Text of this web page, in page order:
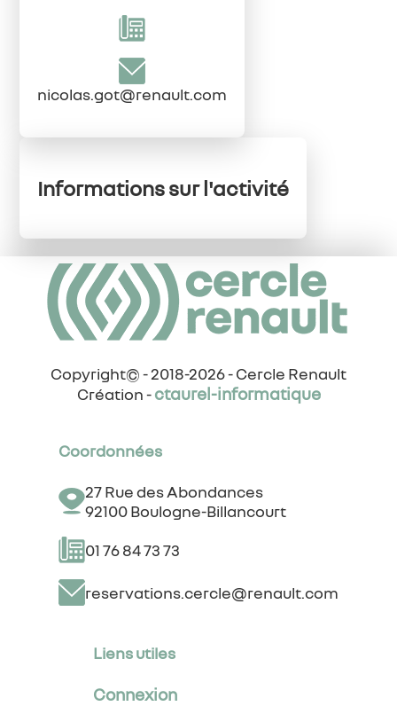
nicolas.got@renault.com
Informations sur l'activité
Copyright© - 2018-2026 - Cercle Renault
Création -ctaurel-informatique
Coordonnées
27 Rue des Abondances
92100 Boulogne-Billancourt
01 76 84 73 73
reservations.cercle@renault.com
Liens utiles
Connexion